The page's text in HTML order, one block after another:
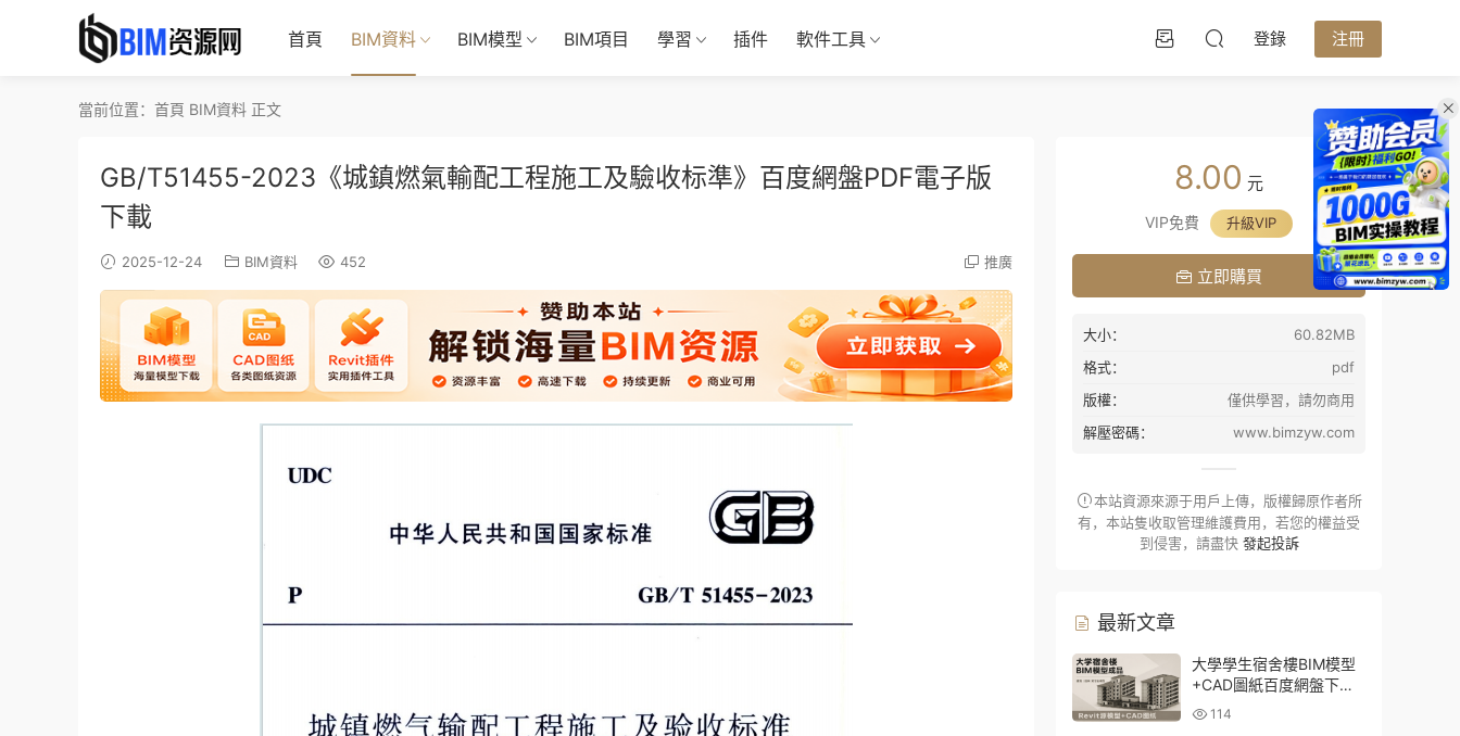
首頁 BIM資料 BIM模型 BIM項目 學習 插件 軟件工具 登錄 注冊
當前位置： 首頁 BIM資料 正文
GB/T51455-2023《城鎮燃氣輸配工程施工及驗收标準》百度網盤PDF電子版
下載
2025-12-24 BIM資料 452 推廣
8.00 元
VIP免費 升級VIP
立即購買
大小：
60.82MB
格式：
pdf
版權：
僅供學習，請勿商用
解壓密碼：
www.bimzyw.com
本站資源來源于用戶上傳，版權歸原作者所
有，本站隻收取管理維護費用，若您的權益受
到侵害，請盡快 發起投訴
最新文章
大學學生宿舍樓BIM模型
+CAD圖紙百度網盤下載
｜建築結構全套Revit源文
件
114